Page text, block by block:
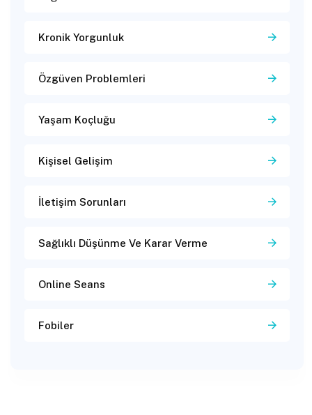
Kronik Yorgunluk
Özgüven Problemleri
Yaşam Koçluğu
Kişisel Gelişim
İletişim Sorunları
Sağlıklı Düşünme Ve Karar Verme
Online Seans
Fobiler